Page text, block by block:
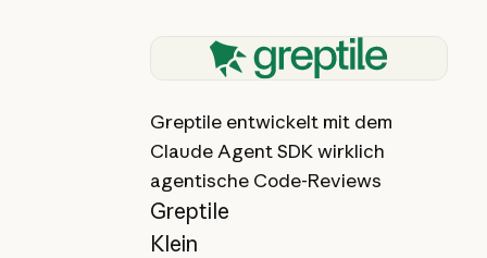
Bericht anzeigen
Greptile entwickelt mit dem
Claude Agent SDK wirklich
agentische Code-Reviews
Greptile
Klein